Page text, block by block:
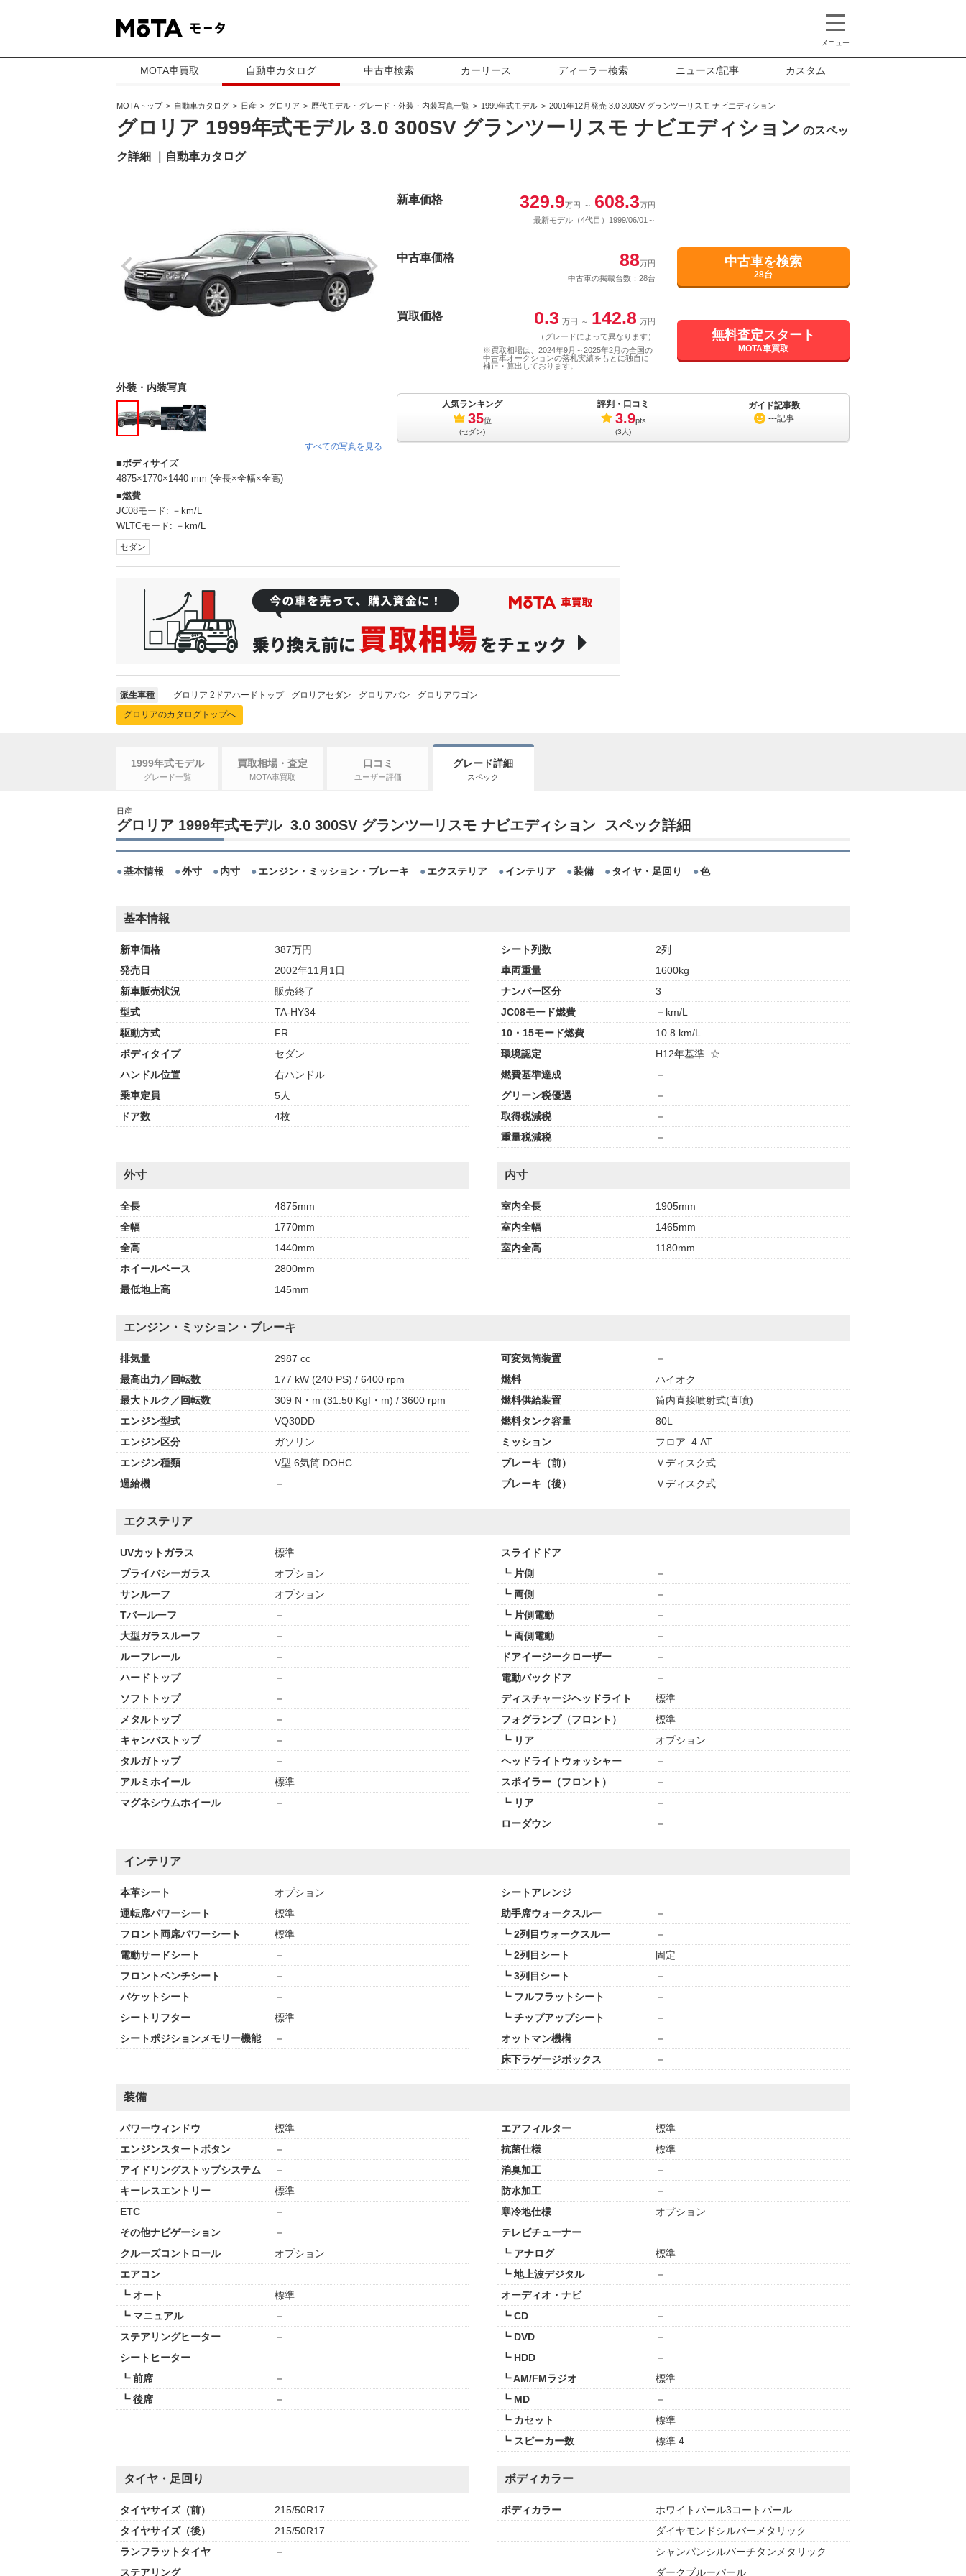
メニュー
MOTA車買取 自動車カタログ 中古車検索 カーリース ディーラー検索 ニュース/記事 カスタム
MOTAトップ 自動車カタログ 日産 グロリア 歴代モデル・グレード・外装・内装写真一覧 1999年式モデル 2001年12月発売 3.0 300SV グランツーリスモ ナビエディション
グロリア 1999年式モデル 3.0 300SV グランツーリスモ ナビエディション のスペッ
ク詳細 ｜自動車カタログ
外装・内装写真
すべての写真を見る
ボディサイズ
4875×1770×1440 mm (全長×全幅×全高)
燃費
JC08モード: －km/L
WLTCモード: －km/L
セダン
新車価格 329.9万円 ～ 608.3万円
最新モデル（4代目）1999/06/01～
中古車価格 88万円
中古車の掲載台数：28台
中古車を検索
28台
買取価格 0.3 万円 ～ 142.8 万円
（グレードによって異なります）
※買取相場は、2024年9月～2025年2月の全国の
中古車オークションの落札実績をもとに独自に
補正・算出しております。
無料査定スタート
MOTA車買取
人気ランキング
35位
(セダン)
評判・口コミ
3.9pts
(3人)
ガイド記事数
---記事
派生車種 グロリア 2ドアハードトップ グロリアセダン グロリアバン
グロリアワゴン
グロリアのカタログトップへ
1999年式モデル
グレード一覧
買取相場・査定
MOTA車買取
口コミ
ユーザー評価
グレード詳細
スペック
日産
グロリア 1999年式モデル 3.0 300SV グランツーリスモ ナビエディション スペック詳細
基本情報 外寸 内寸 エンジン・ミッション・ブレーキ エクステリア インテリア 装備 タイヤ・足回り 色
基本情報
新車価格
387万円
発売日
2002年11月1日
新車販売状況
販売終了
型式
TA-HY34
駆動方式
FR
ボディタイプ
セダン
ハンドル位置
右ハンドル
乗車定員
5人
ドア数
4枚
シート列数
2列
車両重量
1600kg
ナンバー区分
3
JC08モード燃費
－km/L
10・15モード燃費
10.8 km/L
環境認定
H12年基準 ☆
燃費基準達成
－
グリーン税優遇
－
取得税減税
－
重量税減税
－
外寸
全長
4875mm
全幅
1770mm
全高
1440mm
ホイールベース
2800mm
最低地上高
145mm
内寸
室内全長
1905mm
室内全幅
1465mm
室内全高
1180mm
エンジン・ミッション・ブレーキ
排気量
2987 cc
最高出力／回転数
177 kW (240 PS) / 6400 rpm
最大トルク／回転数
309 N・m (31.50 Kgf・m) / 3600 rpm
エンジン型式
VQ30DD
エンジン区分
ガソリン
エンジン種類
V型 6気筒 DOHC
過給機
－
可変気筒装置
－
燃料
ハイオク
燃料供給装置
筒内直接噴射式(直噴)
燃料タンク容量
80L
ミッション
フロア 4 AT
ブレーキ（前）
Ｖディスク式
ブレーキ（後）
Ｖディスク式
エクステリア
UVカットガラス
標準
プライバシーガラス
オプション
サンルーフ
オプション
Tバールーフ
－
大型ガラスルーフ
－
ルーフレール
－
ハードトップ
－
ソフトトップ
－
メタルトップ
－
キャンバストップ
－
タルガトップ
－
アルミホイール
標準
マグネシウムホイール
－
スライドドア
┗ 片側
－
┗ 両側
－
┗ 片側電動
－
┗ 両側電動
－
ドアイージークローザー
－
電動バックドア
－
ディスチャージヘッドライト
標準
フォグランプ（フロント）
標準
┗ リア
オプション
ヘッドライトウォッシャー
－
スポイラー（フロント）
－
┗ リア
－
ローダウン
－
インテリア
本革シート
オプション
運転席パワーシート
標準
フロント両席パワーシート
標準
電動サードシート
－
フロントベンチシート
－
バケットシート
－
シートリフター
標準
シートポジションメモリー機能
－
シートアレンジ
助手席ウォークスルー
－
┗ 2列目ウォークスルー
－
┗ 2列目シート
固定
┗ 3列目シート
－
┗ フルフラットシート
－
┗ チップアップシート
－
オットマン機構
－
床下ラゲージボックス
－
装備
パワーウィンドウ
標準
エンジンスタートボタン
－
アイドリングストップシステム
－
キーレスエントリー
標準
ETC
－
その他ナビゲーション
－
クルーズコントロール
オプション
エアコン
┗ オート
標準
┗ マニュアル
－
ステアリングヒーター
－
シートヒーター
┗ 前席
－
┗ 後席
－
エアフィルター
標準
抗菌仕様
標準
消臭加工
－
防水加工
－
寒冷地仕様
オプション
テレビチューナー
┗ アナログ
標準
┗ 地上波デジタル
－
オーディオ・ナビ
┗ CD
－
┗ DVD
－
┗ HDD
－
┗ AM/FMラジオ
標準
┗ MD
－
┗ カセット
標準
┗ スピーカー数
標準 4
タイヤ・足回り
タイヤサイズ（前）
215/50R17
タイヤサイズ（後）
215/50R17
ランフラットタイヤ
－
ステアリング
ボディカラー
ボディカラー
ホワイトパール3コートパール
ダイヤモンドシルバーメタリック
シャンパンシルバーチタンメタリック
ダークブルーパール